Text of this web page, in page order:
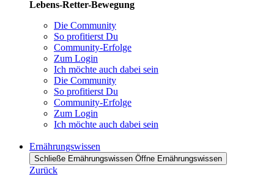
Lebens-Retter-Bewegung
Die Community
So profitierst Du
Community-Erfolge
Zum Login
Ich möchte auch dabei sein
Die Community
So profitierst Du
Community-Erfolge
Zum Login
Ich möchte auch dabei sein
Ernährungswissen
Schließe Ernährungswissen Öffne Ernährungswissen
Zurück